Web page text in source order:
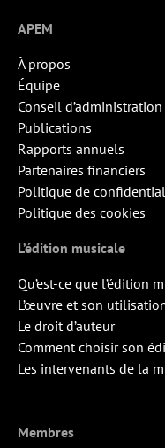
APEM
À propos
Équipe
Conseil d’administration
Publications
Rapports annuels
Partenaires financiers
Politique de
Politique des cookies
L’édition musicale
Qu’est-ce que l’édition
L’œuvre et son
Le droit d’auteur
Comment choisir son
Les intervenants de la
Membres